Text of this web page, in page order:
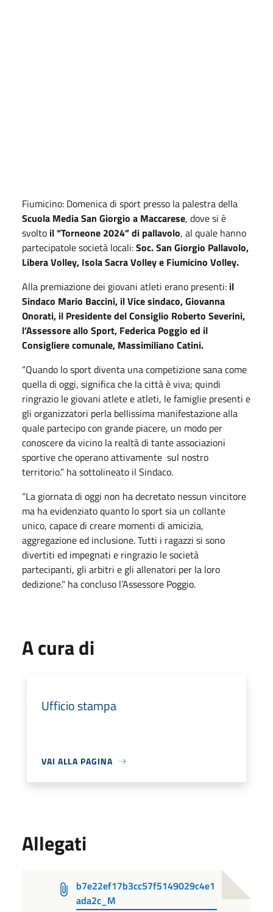
Fiumicino: Domenica di sport presso la palestra della
Scuola Media San Giorgio a Maccarese, dove si è
svolto il “Torneone 2024” di pallavolo, al quale hanno
partecipatole società locali:Soc. San Giorgio Pallavolo,
Libera Volley, Isola Sacra Volley e Fiumicino Volley.
Alla premiazione dei giovani atleti erano presenti: il
Sindaco Mario Baccini, il Vice sindaco, Giovanna
Onorati, il Presidente del Consiglio Roberto Severini,
l’Assessore allo Sport, Federica Poggio ed il
Consigliere comunale, Massimiliano Catini.
“Quando lo sport diventa una competizione sana come
quella di oggi, significa che la città è viva; quindi
ringrazio le giovani atlete e atleti, le famiglie presenti e
gli organizzatori perla bellissima manifestazione alla
quale partecipo con grande piacere, un modo per
conoscere da vicino la realtà di tante associazioni
sportive che operano attivamente sul nostro
territorio.” ha sottolineato il Sindaco.
“La giornata di oggi non ha decretato nessun vincitore
ma ha evidenziato quanto lo sport sia un collante
unico, capace di creare momenti di amicizia,
aggregazione ed inclusione. Tutti i ragazzi si sono
divertiti ed impegnati e ringrazio le società
partecipanti, gli arbitri e gli allenatori per la loro
dedizione." ha concluso l’Assessore Poggio.
A cura di
Ufficio stampa
VAI ALLA PAGINA
Allegati
b7e22ef17b3cc57f5149029c4e1
ada2c_M